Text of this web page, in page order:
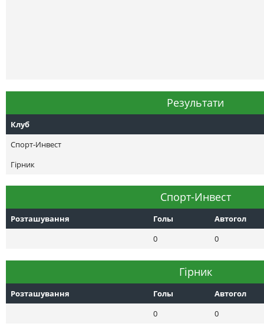
Результати
Клуб
Спорт-Инвест
Гірник
Спорт-Инвест
Розташування Голы
Автогол
0
0
Гірник
Розташування Голы
Автогол
0
0